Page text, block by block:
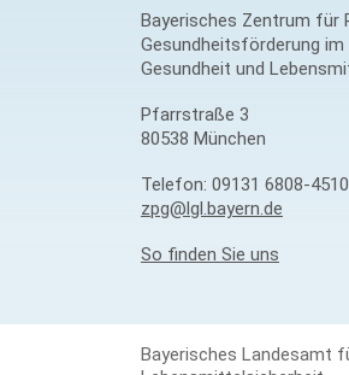
Bayerisches Zentrum für
Gesundheitsförderung
Gesundheit und
Pfarrstraße 3
80538 München
Telefon: 09131 6808-4510
zpg@lgl.bayern.de
So finden Sie uns
Bayerisches Landesamt